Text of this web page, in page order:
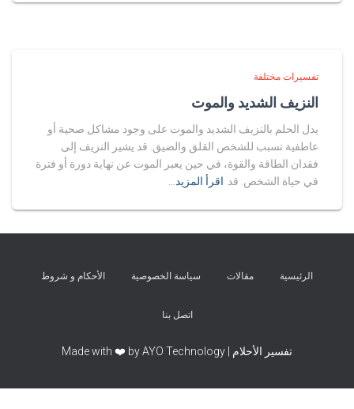
تفسيرات مختلفة
النزيف الشديد والموت
يدل الحلم بالنزيف الشديد والموت على وجود مشاكل صحية أو
عاطفية تسبب للشخص القلق والضيق. قد يشير النزيف إلى
فقدان الطاقة والقوة، في حين يعبر الموت عن نهاية دورة أو فترة
في حياة الشخص. قد اقرأ المزيد…
الرئيسية مقالات سياسة الخصوصية الأحكام و شروط
اتصل بنا
تفسير الأحلام | Made with ❤️ by AYO Technology